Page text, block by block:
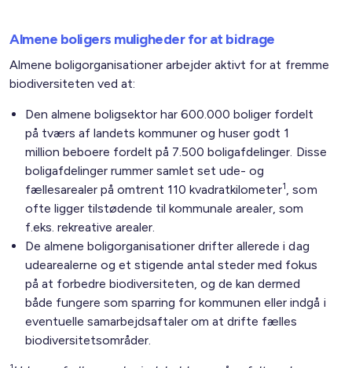
Almene boligers muligheder for at bidrage
Almene boligorganisationer arbejder aktivt for at fremme
biodiversiteten ved at:
Den almene boligsektor har 600.000 boliger fordelt
på tværs af landets kommuner og huser godt 1
million beboere fordelt på 7.500 boligafdelinger. Disse
boligafdelinger rummer samlet set ude- og
fællesarealer på omtrent 110 kvadratkilometer1, som
ofte ligger tilstødende til kommunale arealer, som
f.eks. rekreative arealer.
De almene boligorganisationer drifter allerede i dag
udearealerne og et stigende antal steder med fokus
på at forbedre biodiversiteten, og de kan dermed
både fungere som sparring for kommunen eller indgå i
eventuelle samarbejdsaftaler om at drifte fælles
biodiversitetsområder.